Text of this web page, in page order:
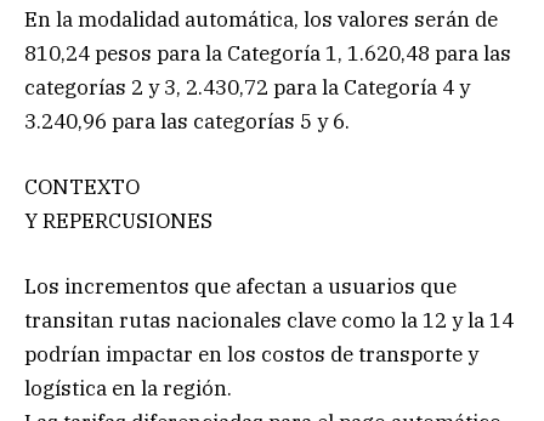
En la modalidad automática, los valores serán de
810,24 pesos para la Categoría 1, 1.620,48 para las
categorías 2 y 3, 2.430,72 para la Categoría 4 y
3.240,96 para las categorías 5 y 6.
CONTEXTO
Y REPERCUSIONES
Los incrementos que afectan a usuarios que
transitan rutas nacionales clave como la 12 y la 14
podrían impactar en los costos de transporte y
logística en la región.